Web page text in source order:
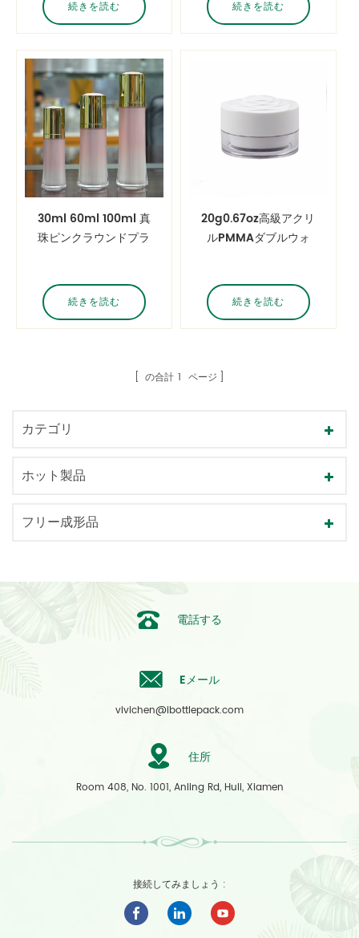
続きを読む 続きを読む
30ml 60ml 100ml 真
珠ピンクラウンドプラ
続きを読む
20g0.67oz高級アクリ
ルPMMAダブルウォ
クアップパッケージジ
ャーコンテナ
続きを読む
の合計 1 ページ
カテゴリ
ホット製品
フリー成形品
電話する
Eメール
vivichen@ibottlepack.com
住所
Room 408, No. 1001, Anling Rd, Huli, Xiamen
接続してみましょう :